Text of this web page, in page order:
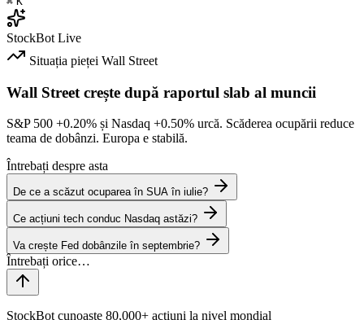
StockBot Live
Situația pieței Wall Street
Wall Street crește după raportul slab al muncii
S&P 500 +0.20% și Nasdaq +0.50% urcă. Scăderea ocupării reduce
teama de dobânzi. Europa e stabilă.
Întrebați despre asta
De ce a scăzut ocuparea în SUA în iulie?
Ce acțiuni tech conduc Nasdaq astăzi?
Va crește Fed dobânzile în septembrie?
StockBot cunoaște 80,000+ acțiuni la nivel mondial